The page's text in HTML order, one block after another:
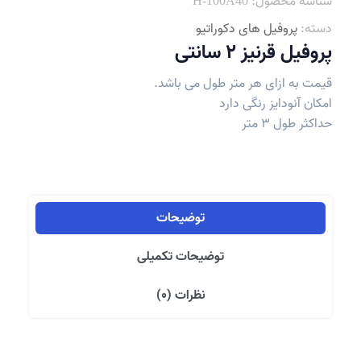
دسته:پروفیل های دکوراتیو
پروفیل قرنیز 2 سانتی
قیمت به ازای هر متر طول می باشد.
امکان آنودایز رنگی دارد
حداکثر طول 3 متر
توضیحات
توضیحات تکمیلی
نظرات (0)